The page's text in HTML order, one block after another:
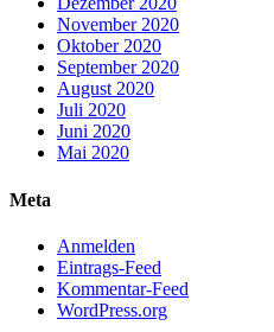
November 2020
Oktober 2020
September 2020
August 2020
Juli 2020
Juni 2020
Mai 2020
Meta
Anmelden
Eintrags-Feed
Kommentar-Feed
WordPress.org